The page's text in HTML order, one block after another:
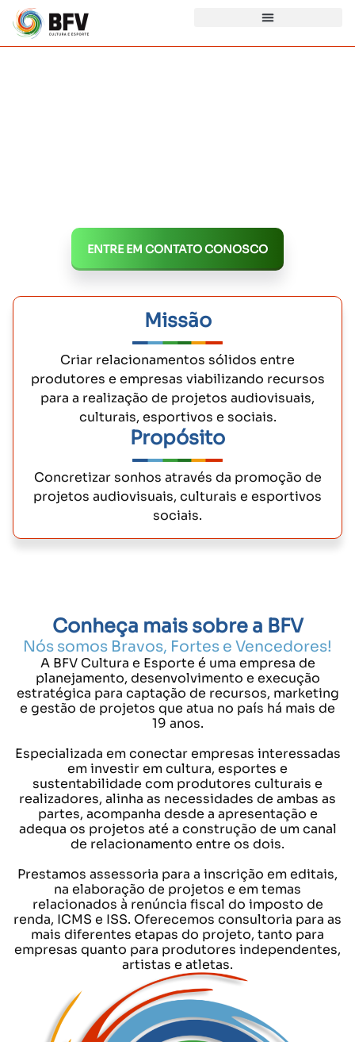
ENTRE EM CONTATO CONOSCO
Missão
Criar relacionamentos sólidos entre
produtores e empresas viabilizando recursos
para a realização de projetos audiovisuais,
culturais, esportivos e sociais.
Propósito
Concretizar sonhos através da promoção de
projetos audiovisuais, culturais e esportivos
sociais.
Conheça mais sobre a BFV
Nós somos Bravos, Fortes e Vencedores!
A BFV Cultura e Esporte é uma empresa de
planejamento, desenvolvimento e execução
estratégica para captação de recursos, marketing
e gestão de projetos que atua no país há mais de
19 anos.
Especializada em conectar empresas interessadas
em investir em cultura, esportes e
sustentabilidade com produtores culturais e
realizadores, alinha as necessidades de ambas as
partes, acompanha desde a apresentação e
adequa os projetos até a construção de um canal
de relacionamento entre os dois.
Prestamos assessoria para a inscrição em editais,
na elaboração de projetos e em temas
relacionados à renúncia fiscal do imposto de
renda, ICMS e ISS. Oferecemos consultoria para as
mais diferentes etapas do projeto, tanto para
empresas quanto para produtores independentes,
artistas e atletas.